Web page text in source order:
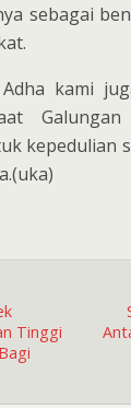
sebagai
kami
kepedulian
Tinggi